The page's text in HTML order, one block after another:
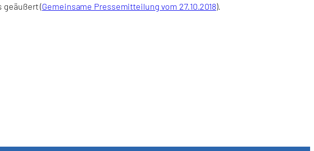
geäußert (Gemeinsame Pressemitteilung vom 27.10.2018).